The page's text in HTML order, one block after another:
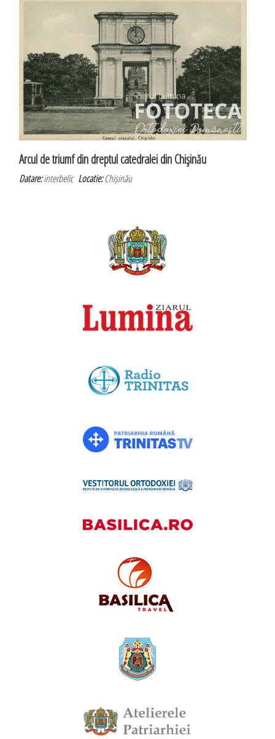
Arcul de triumf din dreptul catedralei din Chişinău
Datare:interbelicLocatie:Chișinău